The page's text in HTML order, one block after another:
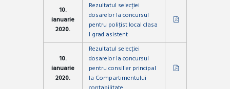
10.
ianuarie
2020.
Rezultatul selecției
dosarelor la concursul
pentru polițist local clasa
I grad asistent
10.
ianuarie
2020.
Rezultatul selecției
dosarelor la concursul
pentru consilier principal
la Compartimentului